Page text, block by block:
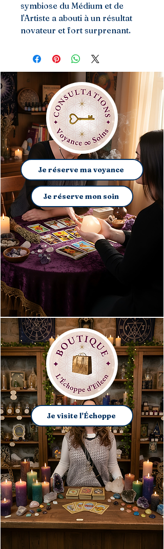
symbiose du Médium et de
l'Artiste a abouti à un résultat
novateur et fort surprenant.
Je réserve ma voyance
Je réserve mon soin
Je visite l'Échoppe